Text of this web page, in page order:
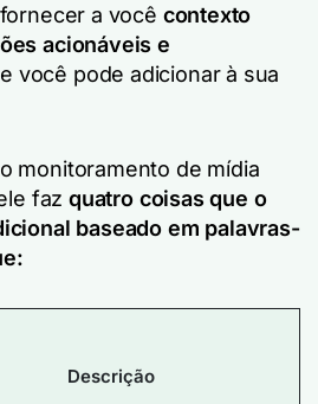
a você contexto
acionáveis e
você pode adicionar à sua
monitoramento de mídia
faz quatro coisas que o
baseado em palavras-
Descrição